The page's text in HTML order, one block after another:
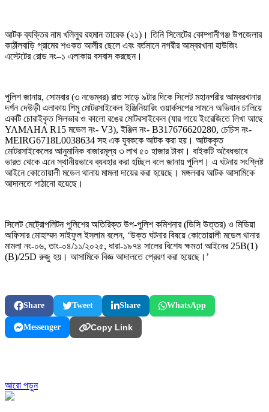
আটক ব্যক্তির নাম খলিলুর রহমান তারেক (২১)। তিনি সিলেটের কোম্পানীগঞ্জ উপজেলার
কাঠাঁলবাড়ি গ্রামের শওকত আলীর ছেলে এবং বর্তমানে নগরীর আম্বরখানা হাউজিং
এস্টেটের রোড নং–১ এলাকায় বসবাস করছেন।
পুলিশ জানায়, সোমবার (৩ নভেম্বর) রাত সাড়ে ৯টার দিকে সিলেট মহানগরীর আম্বরখানার
দর্শন দেউড়ী এলাকায় শিমু মোটরসাইকেল ইঞ্জিনিয়ারিং ওয়ার্কসপের সামনে অভিযান চালিয়ে
একটি চোরাইকৃত সিলভার ও কালো রঙের মোটরসাইকেল (যার গায়ে ইংরেজিতে লিখা আছে
YAMAHA R15 মডেল নং- V3), ইঞ্জিন নং- B317676620280, চেচিস নং-
MEIRG6718L0038634 সহ এক যুবককে আটক করা হয়। আটককৃত
মোটরসাইকেলের আনুমানিক বাজারমূল্য ৩ লাখ ৫০ হাজার টাকা। বাইকটি অবৈধভাবে
ভারত থেকে এনে স্থানীয়ভাবে ব্যবহার করা হচ্ছিল বলে জানায় পুলিশ। এ ঘটনায় সংশ্লিষ্ট
আইনে কোতোয়ালী মডেল থানায় মামলা দায়ের করা হয়েছে। মঙ্গলবার আটক আসামিকে
আদালতে পাঠানো হয়েছে।
সিলেট মেট্রোপলিটন পুলিশের অতিরিক্ত উপ-পুলিশ কমিশনার (ডিসি উত্তর) ও মিডিয়া
অফিসার মোহাম্মদ সাইফুল ইসলাম বলেন, ‘উক্ত ঘটনার বিষয়ে কোতোয়ালী মডেল থানার
মামলা নং-০৬, তাং-০৪/১১/২০২৫, ধারা-১৯৭৪ সালের বিশেষ ক্ষমতা আইনের 25B(1)
(B)/25D রুজু হয়। আসামিকে বিজ্ঞ আদালতে প্রেরণ করা হয়েছে।’
Share Tweet Share WhatsApp
Messenger Copy Link
আরো পড়ুন